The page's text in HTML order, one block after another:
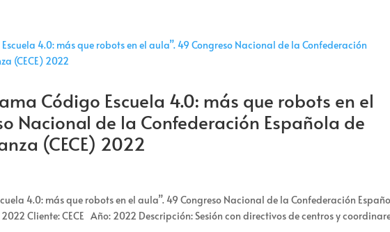
Código Escuela 4.0: más que robots en el
Nacional de la Confederación Española de
(CECE) 2022
4.0: más que robots en el aula”. 49 Congreso Nacional de la Confederación
2022 Cliente: CECE Año: 2022 Descripción: Sesión con directivos de centros y